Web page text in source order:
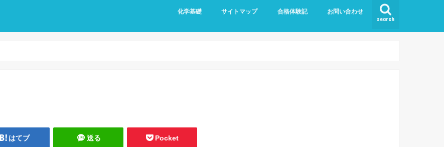
search
化学基礎 サイトマップ 合格体験記 お問い合わせ
はてブ 送る Pocket